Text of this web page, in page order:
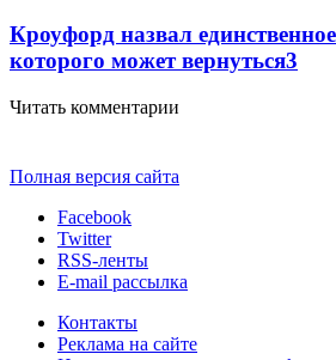
Кроуфорд назвал
которого может вернуться3
Читать комментарии
Полная версия сайта
Facebook
Twitter
RSS-ленты
E-mail рассылка
Контакты
Реклама на сайте